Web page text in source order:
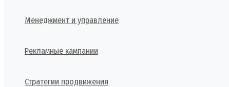
Менеджмент и управление
Рекламные кампании
Стратегии продвижения